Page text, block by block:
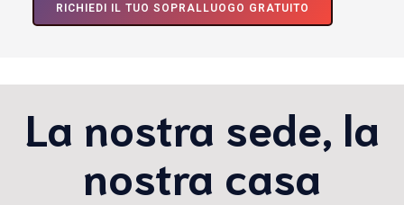
RICHIEDI IL TUO SOPRALLUOGO GRATUITO
La nostra sede, la
nostra casa